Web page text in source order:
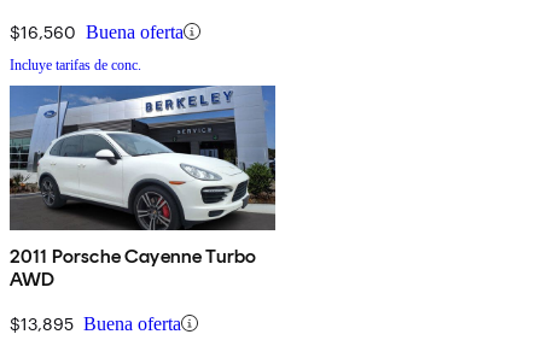
$16,560 Buena oferta
Incluye tarifas de conc.
2011 Porsche Cayenne Turbo
AWD
$13,895 Buena oferta